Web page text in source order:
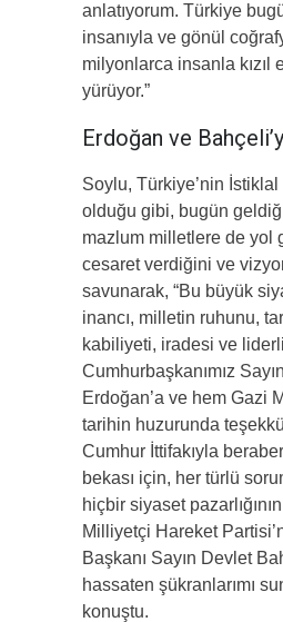
anlatıyorum. Türkiye
insanıyla ve gönül
milyonlarca insanla kızıl
yürüyor.”
Erdoğan ve
Soylu, Türkiye’nin İstiklal
olduğu gibi, bugün
mazlum milletlere de yol
cesaret verdiğini ve
savunarak, “Bu büyük
inancı, milletin ruhunu,
kabiliyeti, iradesi ve
Cumhurbaşkanımız
Erdoğan’a ve hem Gazi
tarihin huzurunda
Cumhur İttifakıyla
bekası için, her türlü
hiçbir siyaset
Milliyetçi Hareket
Başkanı Sayın Devlet
hassaten şükranlarımı
konuştu.